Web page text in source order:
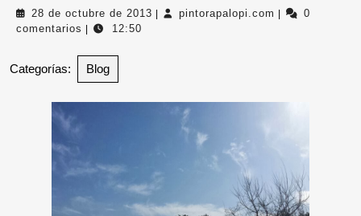
28 de octubre de 2013 28
pintorapalopi.com
0
comentarios
12:50
Categorías: Blog